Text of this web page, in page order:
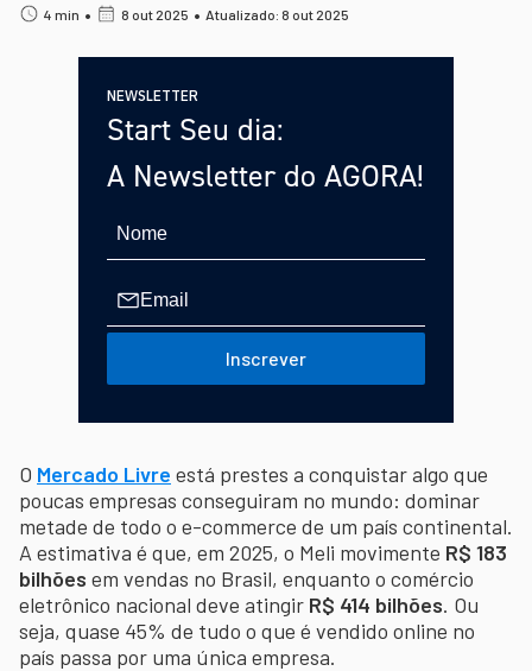
4 min • 8 out 2025 • Atualizado: 8 out 2025
NEWSLETTER
Start Seu dia:
A Newsletter do AGORA!
Inscrever
O Mercado Livre está prestes a conquistar algo que
poucas empresas conseguiram no mundo: dominar
metade de todo o e-commerce de um país continental.
A estimativa é que, em 2025, o Meli movimente R$ 183
bilhões em vendas no Brasil, enquanto o comércio
eletrônico nacional deve atingir R$ 414 bilhões. Ou
seja, quase 45% de tudo o que é vendido online no
país passa por uma única empresa.